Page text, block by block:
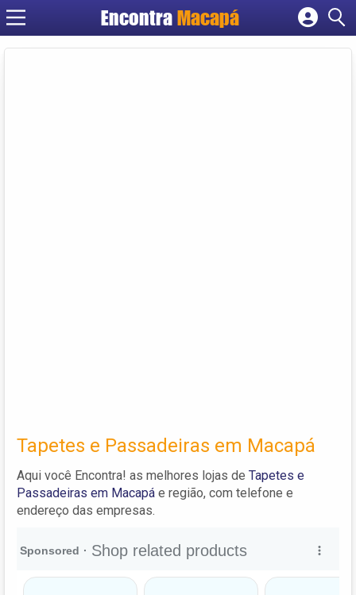
EncontraMacapá
Cadastrar empresa
Tapetes e Passadeiras em Macapá
Aqui você Encontra! as melhores lojas de Tapetes e
Passadeiras em Macapá e região, com telefone e
endereço das empresas.